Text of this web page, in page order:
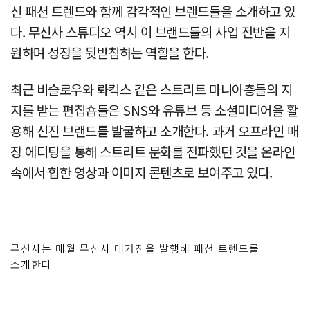
신 패션 트렌드와 함께 감각적인 브랜드들을 소개하고 있
다. 무신사 스튜디오 역시 이 브랜드들의 사업 전반을 지
원하며 성장을 뒷받침하는 역할을 한다.
최근 비슬로우와 롸킥스 같은 스트리트 마니아층들의 지
지를 받는 편집숍들은 SNS와 유튜브 등 소셜미디어을 활
용해 신진 브랜드를 발굴하고 소개한다. 과거 오프라인 매
장 에디팅을 통해 스트리트 문화를 전파했던 것을 온라인
속에서 힙한 영상과 이미지 콘텐츠로 보여주고 있다.
무신사는 매월 무신사 매거진을 발행해 패션 트렌드를
소개한다